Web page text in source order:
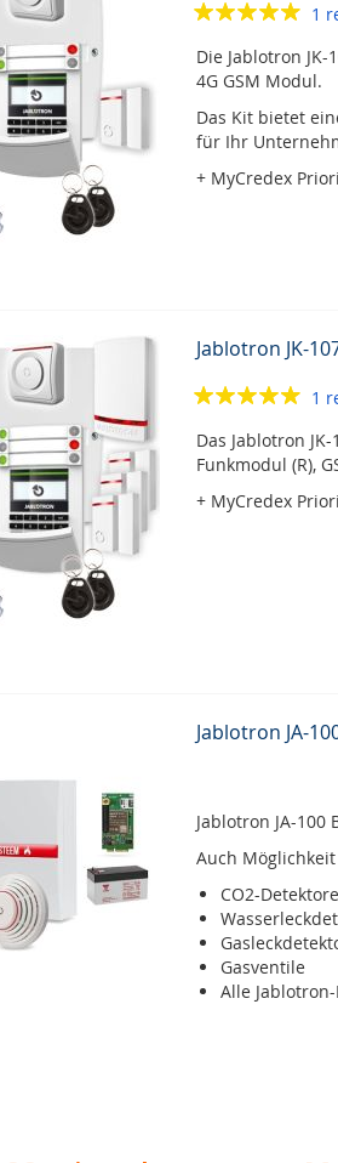
1
Die Jablotron
4G GSM Modul.
Das Kit bietet
für Ihr
+ MyCredex
Jablotron JK-
1
Das Jablotron
Funkmodul (R),
+ MyCredex
Jablotron JA-
Jablotron JA-
Auch
CO2-
Gasventile
Alle